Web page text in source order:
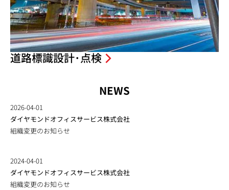
道路標識設計･点検
NEWS
2026-04-01
ダイヤモンドオフィスサービス株式会社
組織変更のお知らせ
2024-04-01
ダイヤモンドオフィスサービス株式会社
組織変更のお知らせ